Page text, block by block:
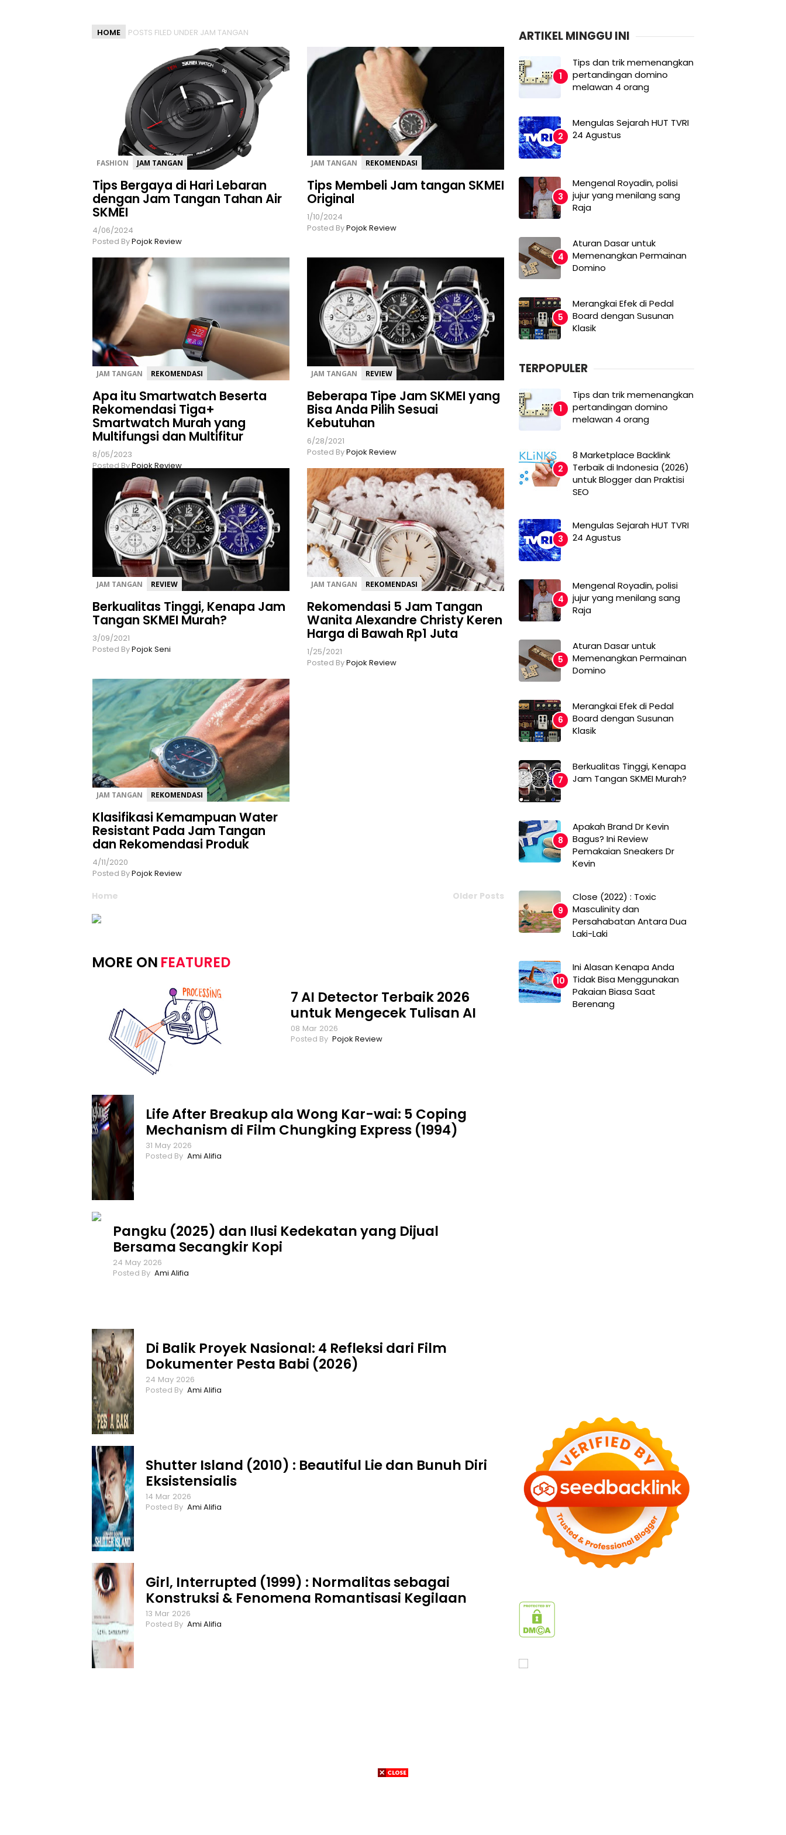
a
s
U
u
k
m
u
HOME POSTS FILED UNDER JAM TANGAN
FASHION JAM TANGAN
Tips Bergaya di Hari Lebaran
dengan Jam Tangan Tahan Air
SKMEI
4/06/2024
Posted ByPojok Review
JAM TANGAN REKOMENDASI
Tips Membeli Jam tangan SKMEI
Original
1/10/2024
Posted ByPojok Review
JAM TANGAN REKOMENDASI
Apa itu Smartwatch Beserta
Rekomendasi Tiga+
Smartwatch Murah yang
Multifungsi dan Multifitur
8/05/2023
Posted ByPojok Review
JAM TANGAN REVIEW
Beberapa Tipe Jam SKMEI yang
Bisa Anda Pilih Sesuai
Kebutuhan
6/28/2021
Posted ByPojok Review
JAM TANGAN REVIEW
Berkualitas Tinggi, Kenapa Jam
Tangan SKMEI Murah?
3/09/2021
Posted ByPojok Seni
JAM TANGAN REKOMENDASI
Rekomendasi 5 Jam Tangan
Wanita Alexandre Christy Keren
Harga di Bawah Rp1 Juta
1/25/2021
Posted ByPojok Review
JAM TANGAN REKOMENDASI
Klasifikasi Kemampuan Water
Resistant Pada Jam Tangan
dan Rekomendasi Produk
4/11/2020
Posted ByPojok Review
Older Posts
Home
MORE ON FEATURED
7 AI Detector Terbaik 2026
untuk Mengecek Tulisan AI
08 Mar 2026
Pojok Review
Life After Breakup ala Wong Kar-wai: 5 Coping
Mechanism di Film Chungking Express (1994)
31 May 2026
Ami Alifia
Pangku (2025) dan Ilusi Kedekatan yang Dijual
Bersama Secangkir Kopi
24 May 2026
Ami Alifia
Di Balik Proyek Nasional: 4 Refleksi dari Film
Dokumenter Pesta Babi (2026)
24 May 2026
Ami Alifia
Shutter Island (2010) : Beautiful Lie dan Bunuh Diri
Eksistensialis
14 Mar 2026
Ami Alifia
Girl, Interrupted (1999) : Normalitas sebagai
Konstruksi & Fenomena Romantisasi Kegilaan
13 Mar 2026
Ami Alifia
ARTIKEL MINGGU INI
Tips dan trik memenangkan
pertandingan domino
melawan 4 orang
Mengulas Sejarah HUT TVRI
24 Agustus
Mengenal Royadin, polisi
jujur yang menilang sang
Raja
Aturan Dasar untuk
Memenangkan Permainan
Domino
Merangkai Efek di Pedal
Board dengan Susunan
Klasik
TERPOPULER
Tips dan trik memenangkan
pertandingan domino
melawan 4 orang
8 Marketplace Backlink
Terbaik di Indonesia (2026)
untuk Blogger dan Praktisi
SEO
Mengulas Sejarah HUT TVRI
24 Agustus
Mengenal Royadin, polisi
jujur yang menilang sang
Raja
Aturan Dasar untuk
Memenangkan Permainan
Domino
Merangkai Efek di Pedal
Board dengan Susunan
Klasik
Berkualitas Tinggi, Kenapa
Jam Tangan SKMEI Murah?
Apakah Brand Dr Kevin
Bagus? Ini Review
Pemakaian Sneakers Dr
Kevin
Close (2022) : Toxic
Masculinity dan
Persahabatan Antara Dua
Laki-Laki
Ini Alasan Kenapa Anda
Tidak Bisa Menggunakan
Pakaian Biasa Saat
Berenang